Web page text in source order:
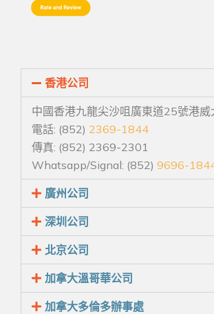
香港公司
中國香港九龍尖沙咀廣東道25號港
電話: (852) 2369-1844
傳真: (852) 2369-2301
Whatsapp/Signal: (852) 9696-
廣州公司
深圳公司
北京公司
加拿大溫哥華公司
加拿大多倫多辦事處